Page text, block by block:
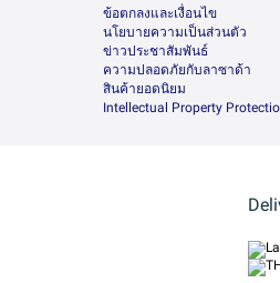
ข้อตกลงและเงื่อนไข
นโยบายความเป็นส่วนตัว
ข่าวประชาสัมพันธ์
ความปลอดภัยกับลาซาด้า
สินค้ายอดนิยม
Intellectual Property